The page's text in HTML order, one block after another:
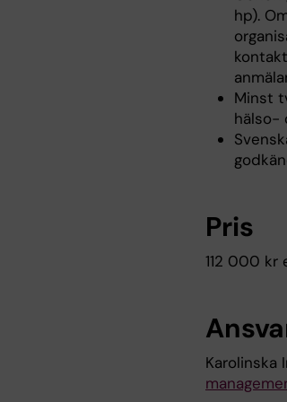
hp).
Minst
hälso-
Pris
112 000 kr
Karolinska